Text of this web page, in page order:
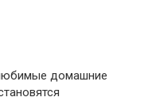
домашние